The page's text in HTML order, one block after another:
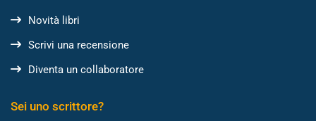
Novità libri
Scrivi una recensione
Diventa un collaboratore
Sei uno scrittore?